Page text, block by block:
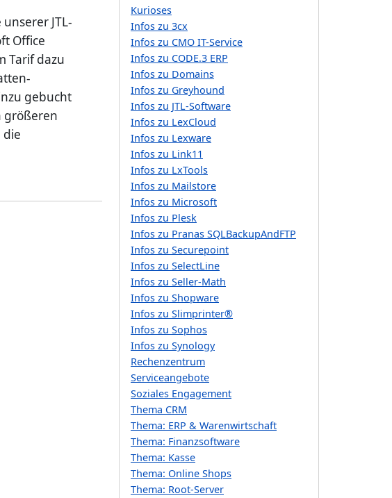
JTL-
Office
Tarif dazu
gebucht
größeren
die
Kurioses
Infos zu 3cx
Infos zu CMO IT-Service
Infos zu CODE.3 ERP
Infos zu Domains
Infos zu Greyhound
Infos zu JTL-Software
Infos zu LexCloud
Infos zu Lexware
Infos zu Link11
Infos zu LxTools
Infos zu Mailstore
Infos zu Microsoft
Infos zu Plesk
Infos zu Pranas SQLBackupAndFTP
Infos zu Securepoint
Infos zu SelectLine
Infos zu Seller-Math
Infos zu Shopware
Infos zu Slimprinter®
Infos zu Sophos
Infos zu Synology
Rechenzentrum
Serviceangebote
Soziales Engagement
Thema CRM
Thema: ERP & Warenwirtschaft
Thema: Finanzsoftware
Thema: Kasse
Thema: Online Shops
Thema: Root-Server